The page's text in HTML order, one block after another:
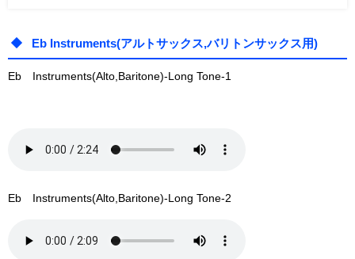
Eb Instruments(アルトサックス,バリトンサックス用)
Eb Instruments(Alto,Baritone)-Long Tone-1
Eb Instruments(Alto,Baritone)-Long Tone-2